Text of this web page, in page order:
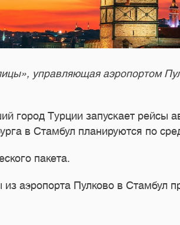
управляющая аэропортом
город Турции запускает рейсы
в Стамбул планируются по
пакета.
аэропорта Пулково в Стамбул